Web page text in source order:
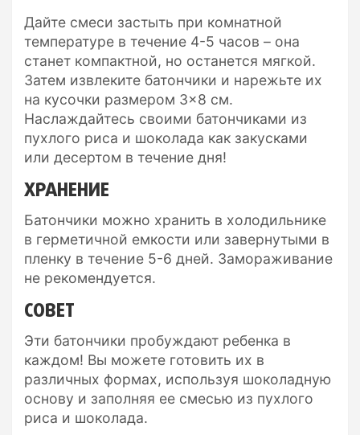
Дайте смеси застыть при комнатной
температуре в течение 4-5 часов – она
станет компактной, но останется мягкой.
Затем извлеките батончики и нарежьте их
на кусочки размером 3×8 см.
Наслаждайтесь своими батончиками из
пухлого риса и шоколада как закусками
или десертом в течение дня!
ХРАНЕНИЕ
Батончики можно хранить в холодильнике
в герметичной емкости или завернутыми в
пленку в течение 5-6 дней. Замораживание
не рекомендуется.
СОВЕТ
Эти батончики пробуждают ребенка в
каждом! Вы можете готовить их в
различных формах, используя шоколадную
основу и заполняя ее смесью из пухлого
риса и шоколада.